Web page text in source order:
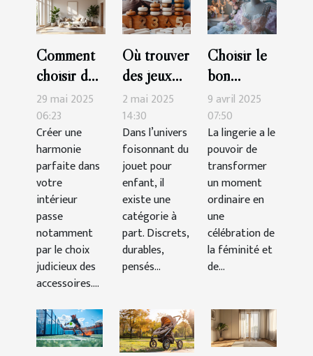
Comment
choisir des
accessoires
pour
maximiser
l'harmonie
de votre
intérieur
29 mai 2025
06:23
Créer une
harmonie
parfaite dans
votre
intérieur
passe
notamment
par le choix
judicieux des
accessoires....
Où trouver
des jeux
Montessori
de qualité
?
2 mai 2025
14:30
Dans l’univers
foisonnant du
jouet pour
enfant, il
existe une
catégorie à
part. Discrets,
durables,
pensés...
Choisir le
bon
ensemble
de lingerie
pour des
occasions
spéciales
9 avril 2025
07:50
La lingerie a le
pouvoir de
transformer
un moment
ordinaire en
une
célébration de
la féminité et
de...